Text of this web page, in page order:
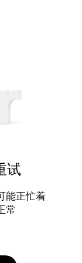
试
能正忙着
常